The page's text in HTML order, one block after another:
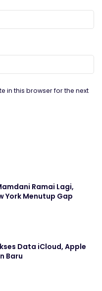
in this browser for the next
Ramai Lagi,
York Menutup Gap
Data iCloud, Apple
Baru